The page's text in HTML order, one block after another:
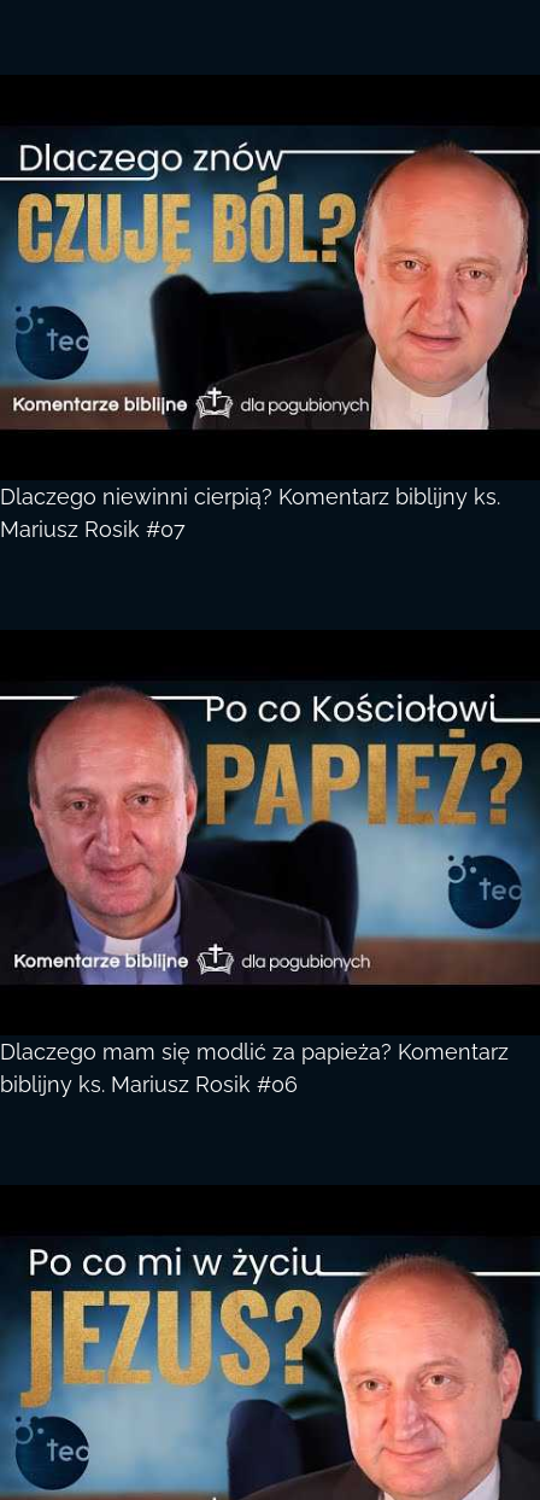
Dlaczego niewinni cierpią? Komentarz biblijny ks.
Mariusz Rosik #07
Dlaczego mam się modlić za papieża? Komentarz
biblijny ks. Mariusz Rosik #06